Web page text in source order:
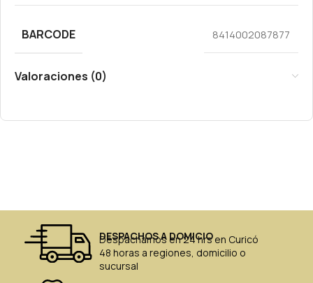
BARCODE 8414002087877
Valoraciones (0)
DESPACHOS A DOMICIO
Despachamos en 24 hrs en Curicó
48 horas a regiones, domicilio o
sucursal